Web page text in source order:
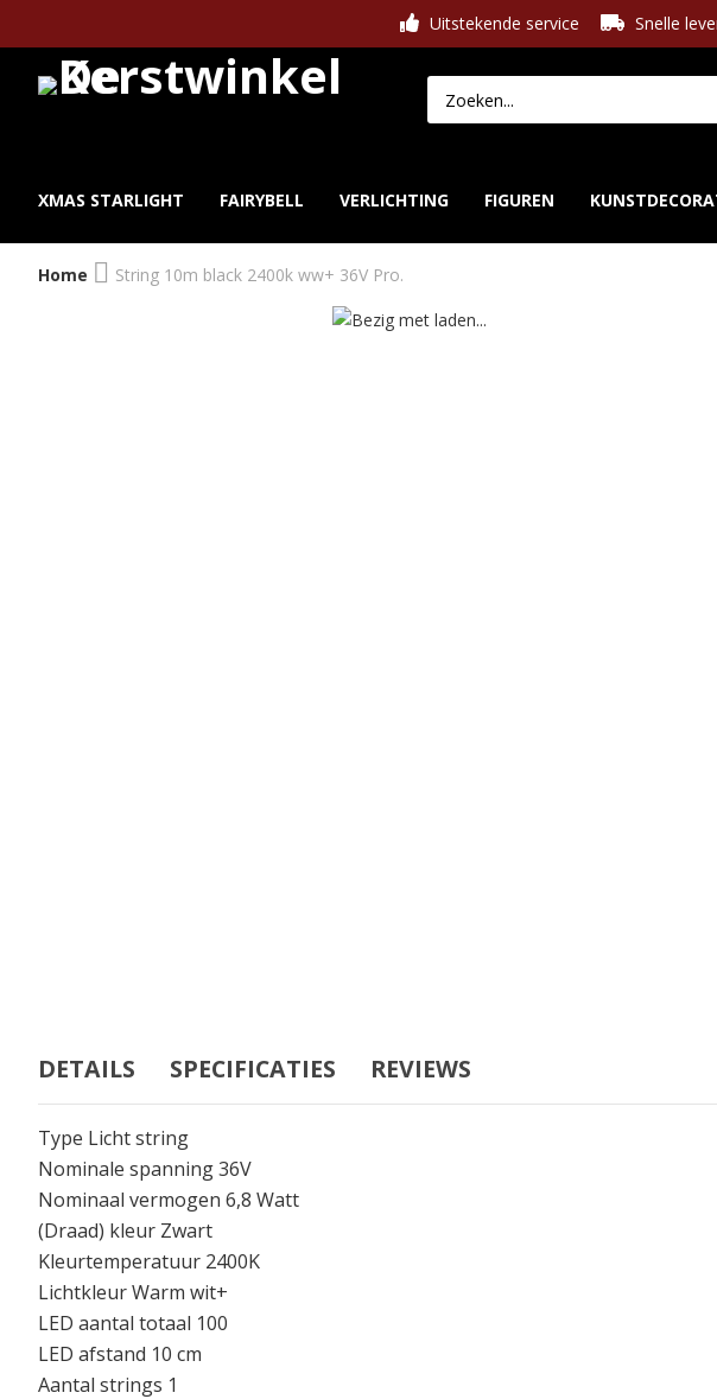
Uitstekende service Snelle
XMAS STARLIGHT FAIRYBELL VERLICHTING FIGUREN
Home String 10m black 2400k ww+ 36V Pro.
DETAILS SPECIFICATIES REVIEWS
Type Licht string
Nominale spanning 36V
Nominaal vermogen 6,8 Watt
(Draad) kleur Zwart
Kleurtemperatuur 2400K
Lichtkleur Warm wit+
LED aantal totaal 100
LED afstand 10 cm
Aantal strings 1